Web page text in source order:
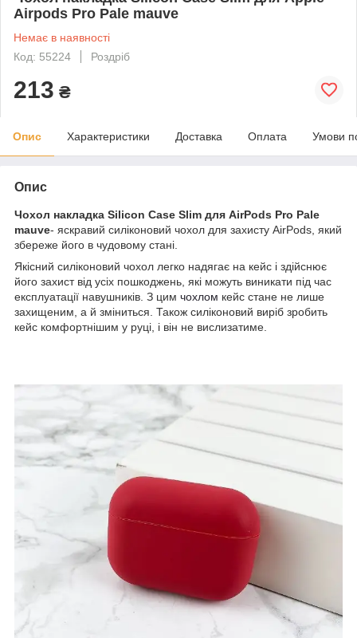
Airpods Pro Pale mauve
Немає в наявності
Код: 55224
Роздріб
213 ₴
Опис Характеристики Доставка Оплата Умови
Опис
Чохол накладка Silicon Case Slim для AirPods Pro Pale
mauve- яскравий силіконовий чохол для захисту AirPods, який
збереже його в чудовому стані.
Якісний силіконовий чохол легко надягає на кейс і здійснює
його захист від усіх пошкоджень, які можуть виникати під час
експлуатації навушників. З цим чохлом кейс стане не лише
захищеним, а й зміниться. Також силіконовий виріб зробить
кейс комфортнішим у руці, і він не вислизатиме.